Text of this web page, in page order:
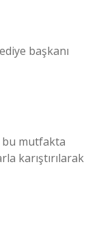
başkanı
bu mutfakta
karıştırılarak